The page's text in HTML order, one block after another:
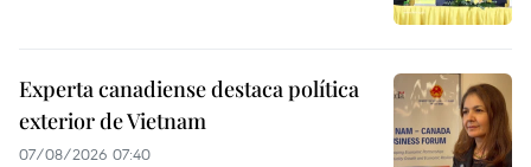
Experta canadiense destaca política
exterior de Vietnam
07/08/2026 07:40